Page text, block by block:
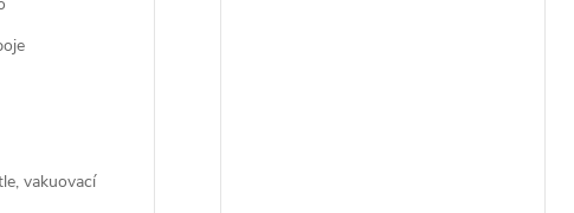
vakuovací